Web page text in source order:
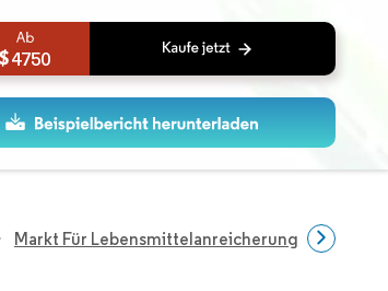
4750
Markt Für Lebensmittelanreicherungsmittel